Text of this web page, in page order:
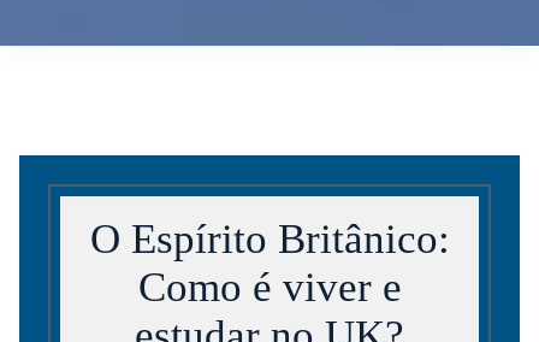
O Espírito Britânico:
Como é viver e